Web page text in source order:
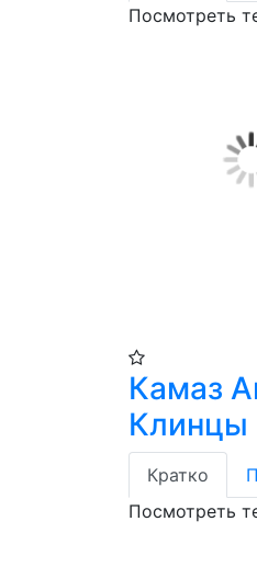
Посмотреть
Камаз
Клинцы
Кратко
Посмотреть